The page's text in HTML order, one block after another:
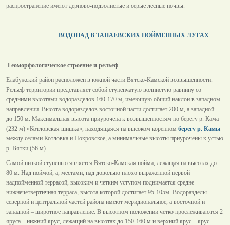
распространение имеют дерново-подзолистые и серые лесные почвы.
ВОДОПАД В ТАНАЕВСКИХ ПОЙМЕННЫХ ЛУГАХ
Геоморфологическое строение и рельеф
Елабужский район расположен в южной части Вятско-Камской возвышенности.
Рельеф территории представляет собой ступенчатую волнистую равнину со
средними высотами водоразделов 160-170 м, имеющую общий наклон в западном
направлении. Высота водоразделов восточной части достигает 200 м, а западной –
до 150 м. Максимальная высота приурочена к возвышенностям по берегу р. Кама
(232 м) «Котловская шишка», находящаяся на высоком коренном берегу р. Камы
между селами Котловка и Покровское, а минимальные высоты приурочены к устью
р. Вятки (56 м).
Самой низкой ступенью является Вятско-Камская пойма, лежащая на высотах до
80 м. Над поймой, а, местами, над довольно плохо выраженной первой
надпойменной террасой, высоким и четким уступом поднимается средне-
нижнечетвертичная терраса, высота которой достигает 95-105м. Водоразделы
северной и центральной частей района имеют меридиональное, а восточной и
западной – широтное направление. В высотном положении четко прослеживаются 2
яруса – нижний ярус, лежащий на высотах до 150-160 м и верхний ярус – ярус